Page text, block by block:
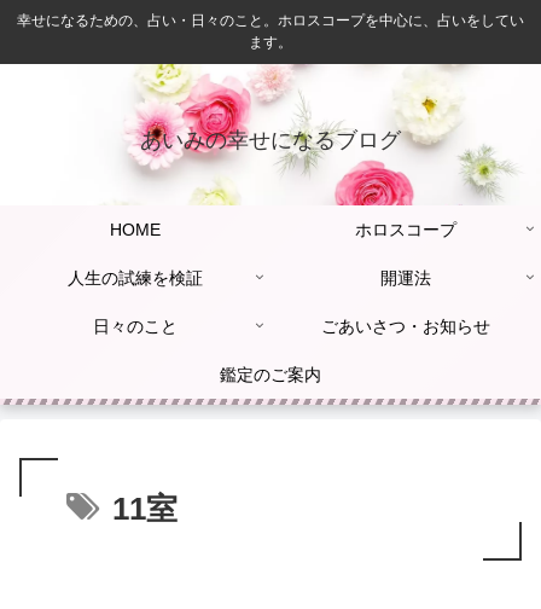
幸せになるための、占い・日々のこと。ホロスコープを中心に、占いをしてい
ます。
あいみの幸せになるブログ
HOME ホロスコープ
人生の試練を検証 開運法
日々のこと ごあいさつ・お知らせ
鑑定のご案内
11室